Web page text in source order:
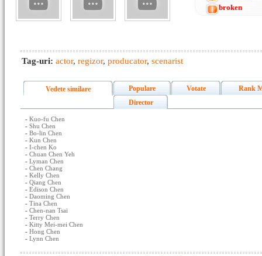
broken
Tag-uri: actor, regizor, producator, scenarist
Vedete similare Populare Votate
Rank
Director
- Kuo-fu Chen
- Shu Chen
- Bo-lin Chen
- Kun Chen
- I-chen Ko
- Chuan Chen Yeh
- Lyman Chen
- Chen Chang
- Kelly Chen
- Qiang Chen
- Edison Chen
- Daoming Chen
- Tina Chen
- Chen-nan Tsai
- Terry Chen
- Kitty Mei-mei Chen
- Hong Chen
- Lynn Chen